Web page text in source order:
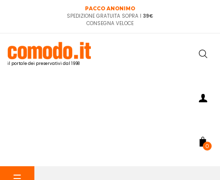
PACCO ANONIMO
SPEDIZIONE GRATUITA SOPRA I 39€
CONSEGNA VELOCE
il portale dei preservativi dal 1998
0